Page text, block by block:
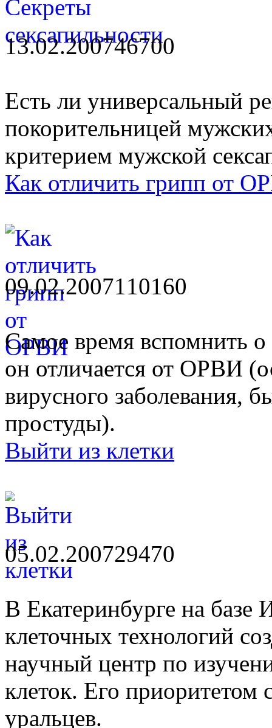
13.02.200746700
Есть ли универсальный
покорительницей
критерием мужской
Как отличить грипп от
09.02.2007110160
Самое время вспомнить о
он отличается от ОРВИ
вирусного заболевания,
простуды).
Выйти из клетки
05.02.200729470
В Екатеринбурге на базе
клеточных технологий
научный центр по
клеток. Его приоритетом
уральцев.